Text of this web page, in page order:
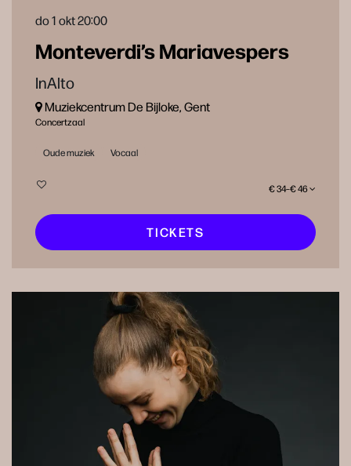
Monteverdi’s Mariavespers
InAlto
do 1 okt20:00
Muziekcentrum De Bijloke, Gent
Concertzaal
Oude muziek Vocaal
€ 34–€ 46
TICKETS